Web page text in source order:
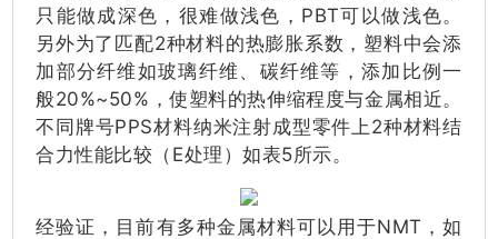
只能做成深色，很难做浅色，PBT可以做浅色。
另外为了匹配2种材料的热膨胀系数，塑料中会添
加部分纤维如玻璃纤维、碳纤维等，添加比例一
般20%~50%，使塑料的热伸缩程度与金属相近。
不同牌号PPS材料纳米注射成型零件上2种材料结
合力性能比较（E处理）如表5所示。
经验证，目前有多种金属材料可以用于NMT，如